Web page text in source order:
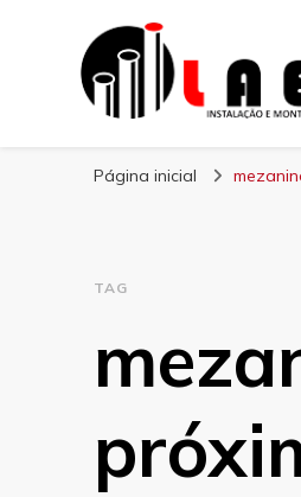
Laef
Página inicial
TAG